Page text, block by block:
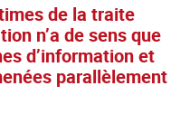
de la traite
n’a de sens que
d’information et
parallèlement